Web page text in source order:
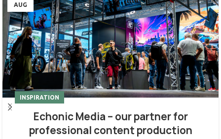
AUG
INSPIRATION
Echonic Media – our partner for
professional content production